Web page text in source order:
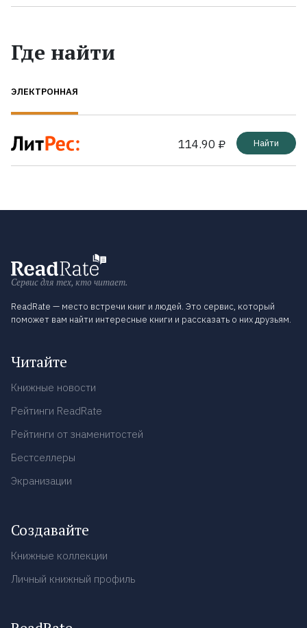
Где найти
ЭЛЕКТРОННАЯ
114.90 ₽ Найти
Сервис для тех, кто читает.
ReadRate — место встречи книг и людей. Это сервис, который
поможет вам найти интересные книги и рассказать о них друзьям.
Читайте
Книжные новости
Рейтинги ReadRate
Рейтинги от знаменитостей
Бестселлеры
Экранизации
Создавайте
Книжные коллекции
Личный книжный профиль